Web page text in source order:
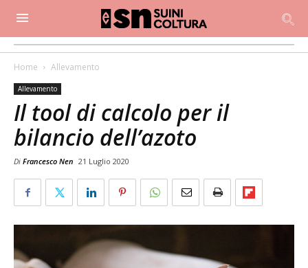
Home Allevamento
Allevamento
Il tool di calcolo per il
bilancio dell’azoto
Di Francesco Nen 21 Luglio 2020